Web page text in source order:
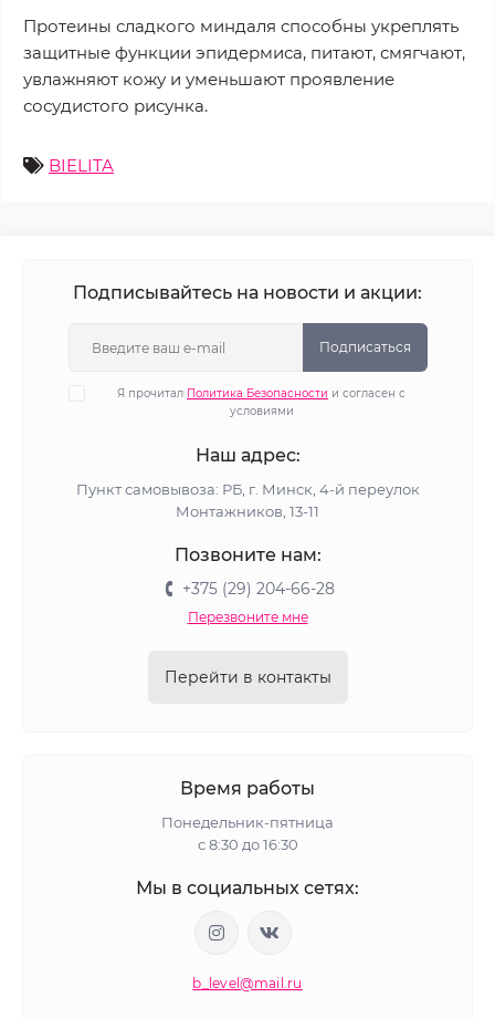
Протеины сладкого миндаля способны укреплять
защитные функции эпидермиса, питают, смягчают,
увлажняют кожу и уменьшают проявление
сосудистого рисунка.
BIELITA
Подписывайтесь на новости и акции:
Подписаться
Я прочитал Политика Безопасности и согласен с
условиями
Наш адрес:
Пункт самовывоза: РБ, г. Минск, 4-й переулок
Монтажников, 13-11
Позвоните нам:
+375 (29) 204-66-28
Перезвоните мне
Перейти в контакты
Время работы
Понедельник-пятница
с 8:30 до 16:30
Мы в социальных сетях:
b_level@mail.ru